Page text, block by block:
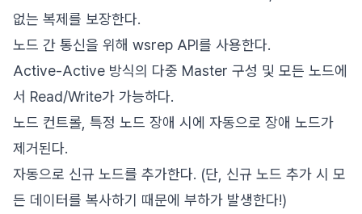
없는 복제를 보장한다.
노드 간 통신을 위해 wsrep API를 사용한다.
Active-Active 방식의 다중 Master 구성 및 모든 노드에
서 Read/Write가 가능하다.
노드 컨트롤, 특정 노드 장애 시에 자동으로 장애 노드가
제거된다.
자동으로 신규 노드를 추가한다. (단, 신규 노드 추가 시 모
든 데이터를 복사하기 때문에 부하가 발생한다!)